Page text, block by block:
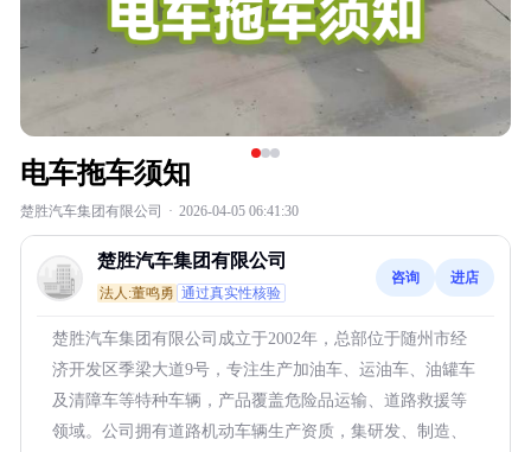
电车拖车须知
楚胜汽车集团有限公司 · 2026-04-05 06:41:30
楚胜汽车集团有限公司
法人:董鸣勇 通过真实性核验
咨询 进店
楚胜汽车集团有限公司成立于2002年，总部位于随州市经
济开发区季梁大道9号，专注生产加油车、运油车、油罐车
及清障车等特种车辆，产品覆盖危险品运输、道路救援等
领域。公司拥有道路机动车辆生产资质，集研发、制造、